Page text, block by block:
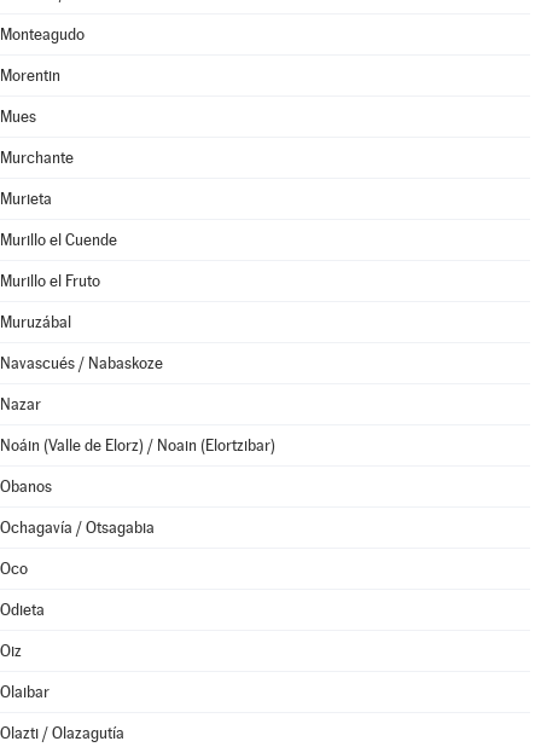
Monteagudo
Morentin
Mues
Murchante
Murieta
Murillo el Cuende
Murillo el Fruto
Muruzábal
Navascués / Nabaskoze
Nazar
Noáin (Valle de Elorz) / Noain (Elortzibar)
Obanos
Ochagavía / Otsagabia
Oco
Odieta
Oiz
Olaibar
Olazti / Olazagutía